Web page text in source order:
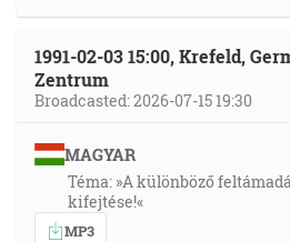
1991-02-03 15:00, Krefeld,
Zentrum
Broadcasted: 2026-07-15 19:30
MAGYAR
Téma: »A különböző
kifejtése!«
MP3